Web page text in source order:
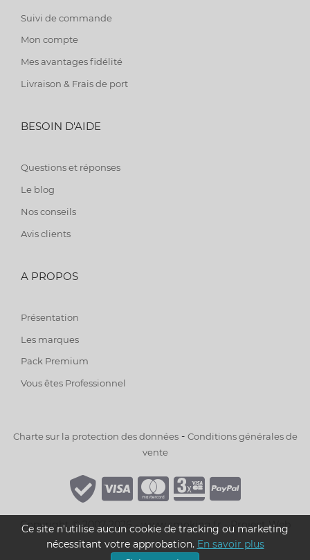
Suivi de commande
Mon compte
Mes avantages fidélité
Livraison & Frais de port
BESOIN D'AIDE
Questions et réponses
Le blog
Nos conseils
Avis clients
A PROPOS
Présentation
Les marques
Pack Premium
Vous êtes Professionnel
Charte sur la protection des données- Conditions générales de
vente
Copyright © 2007-2026 - www.smoking.fr -Project Web
Ce site n'utilise aucun cookie de tracking ou marketing
nécessitant votre approbation. En savoir plus